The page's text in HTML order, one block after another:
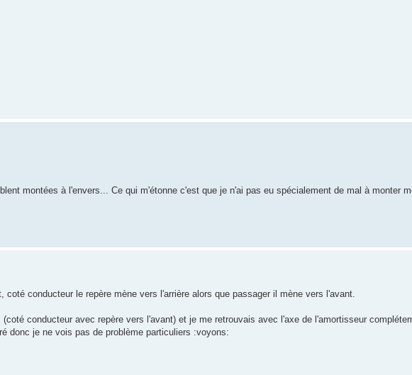
montées à l'envers... Ce qui m'étonne c'est que je n'ai pas eu spécialement de mal à monter
conducteur le repère mène vers l'arrière alors que passager il mène vers l'avant.
conducteur avec repère vers l'avant) et je me retrouvais avec l'axe de l'amortisseur
donc je ne vois pas de problème particuliers :voyons: